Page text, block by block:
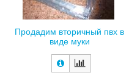
Продадим вторичный пвх в
виде муки